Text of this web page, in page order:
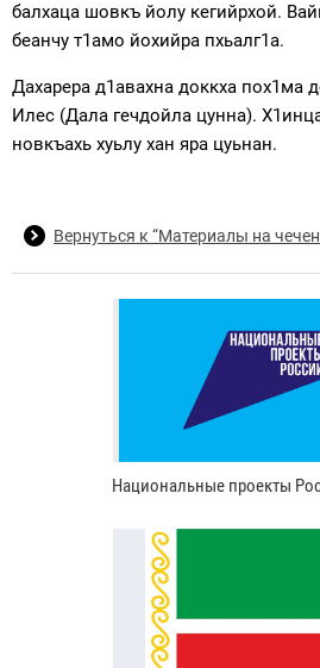
балхаца шовкъ йолу кегийрхой.
беанчу т1амо йохийра пхьалг1а.
Дахарера д1авахна доккха пох1ма
Илес (Дала гечдойла цунна).
новкъахь хуьлу хан яра цуьнан.
Вернуться к “Материалы на
Национальные проекты